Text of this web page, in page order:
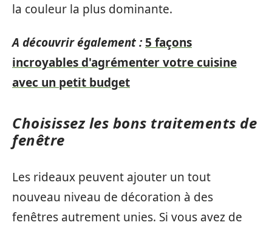
la couleur la plus dominante.
A découvrir également : 5 façons
incroyables d'agrémenter votre cuisine
avec un petit budget
Choisissez les bons traitements de
fenêtre
Les rideaux peuvent ajouter un tout
nouveau niveau de décoration à des
fenêtres autrement unies. Si vous avez de